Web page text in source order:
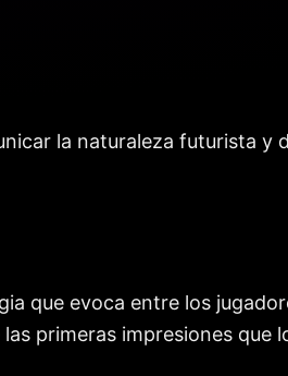
la naturaleza futurista y
que evoca entre los
primeras impresiones que